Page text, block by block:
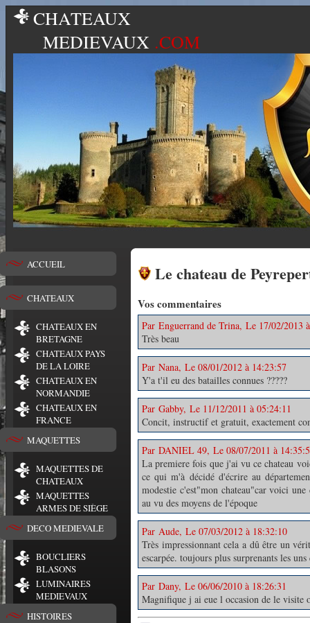
CHATEAUX
MEDIEVAUX .COM
ACCUEIL
CHATEAUX
CHATEAUX EN
BRETAGNE
CHATEAUX PAYS
DE LA LOIRE
CHATEAUX EN
NORMANDIE
CHATEAUX EN
FRANCE
MAQUETTES
MAQUETTES DE
CHATEAUX
MAQUETTES
ARMES DE SIÈGE
DECO MEDIEVALE
BOUCLIERS
BLASONS
LUMINAIRES
MEDIEVAUX
HISTOIRES
Le chateau de
Vos commentaires
Par Enguerrand de Trina, Le 17/02/2013
Très beau
Par Nana, Le 08/01/2012 à 14:23:57
Y'a t'il eu des batailles connues ?????
Par Gabby, Le 11/12/2011 à 05:24:11
Concit, instructif et gratuit, exactement
Par DANIEL 49, Le 08/07/2011 à
La premiere fois que j'ai vu ce chateau
ce qui m'à décidé d'écrire au
modestie c'est"mon chateau"car voici
au vu des moyens de l'époque
Par Aude, Le 07/03/2012 à 18:32:10
Très impressionnant cela a dû être un
escarpée. toujours plus surprenants les
Par Dany, Le 06/06/2010 à 18:26:31
Magnifique j ai eue l occasion de le visite